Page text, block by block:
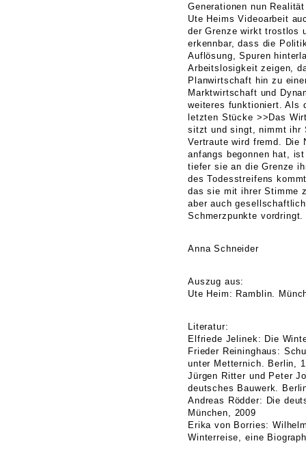
Generationen nun
Ute Heims Videoarbeit
der Grenze wirkt trostlos
erkennbar, dass die
Auflösung, Spuren
Arbeitslosigkeit zeigen,
Planwirtschaft hin zu
Marktwirtschaft und
weiteres funktioniert. Als
letzten Stücke >>Das
sitzt und singt, nimmt ihr
Vertraute wird fremd. Die
anfangs begonnen hat,
tiefer sie an die Grenze
des Todesstreifens
das sie mit ihrer Stimme
aber auch
Schmerzpunkte vordringt.
Anna Schneider
Auszug aus:
Ute Heim: Ramblin.
Literatur:
Elfriede Jelinek: Die
Frieder Reininghaus:
unter Metternich. Berlin,
Jürgen Ritter und Peter
deutsches Bauwerk.
Andreas Rödder: Die
München, 2009
Erika von Borries:
Winterreise, eine